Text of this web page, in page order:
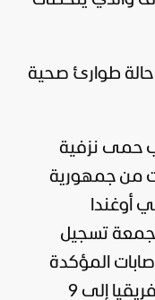
حالة طوارئ صحية
حمى نزفية
3 مقاطعات من جمهورية
أوغندا
تسجيل
المؤكدة
إفريقيا
إلى 9